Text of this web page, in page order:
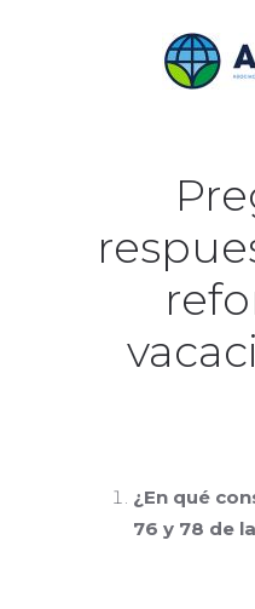
¿En qué
76 y 78 de